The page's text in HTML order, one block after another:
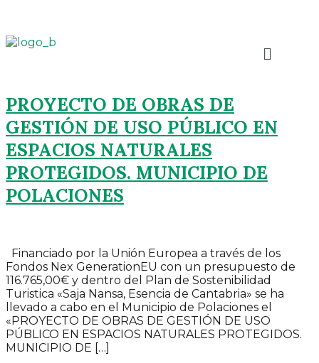
PROYECTO DE OBRAS DE
GESTIÓN DE USO PÚBLICO EN
ESPACIOS NATURALES
PROTEGIDOS. MUNICIPIO DE
POLACIONES
Financiado por la Unión Europea a través de los
Fondos Nex GenerationEU con un presupuesto de
116.765,00€ y dentro del Plan de Sostenibilidad
Turistica «Saja Nansa, Esencia de Cantabria» se ha
llevado a cabo en el Municipio de Polaciones el
«PROYECTO DE OBRAS DE GESTIÓN DE USO
PÚBLICO EN ESPACIOS NATURALES PROTEGIDOS.
MUNICIPIO DE […]